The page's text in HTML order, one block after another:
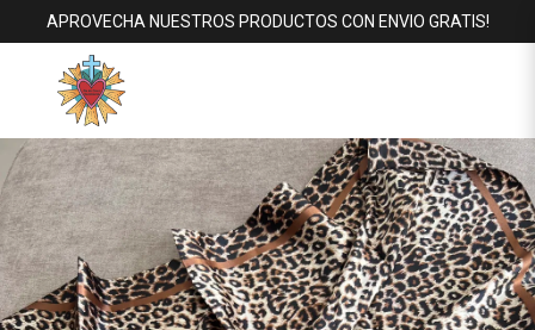
APROVECHA NUESTROS PRODUCTOS CON ENVIO GRATIS!